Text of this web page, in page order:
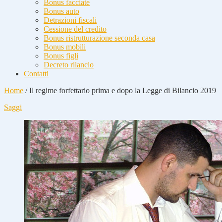
Bonus facciate
Bonus auto
Detrazioni fiscali
Cessione del credito
Bonus ristrutturazione seconda casa
Bonus mobili
Bonus figli
Decreto rilancio
Contatti
Home /Il regime forfettario prima e dopo la Legge di Bilancio 2019
Saggi